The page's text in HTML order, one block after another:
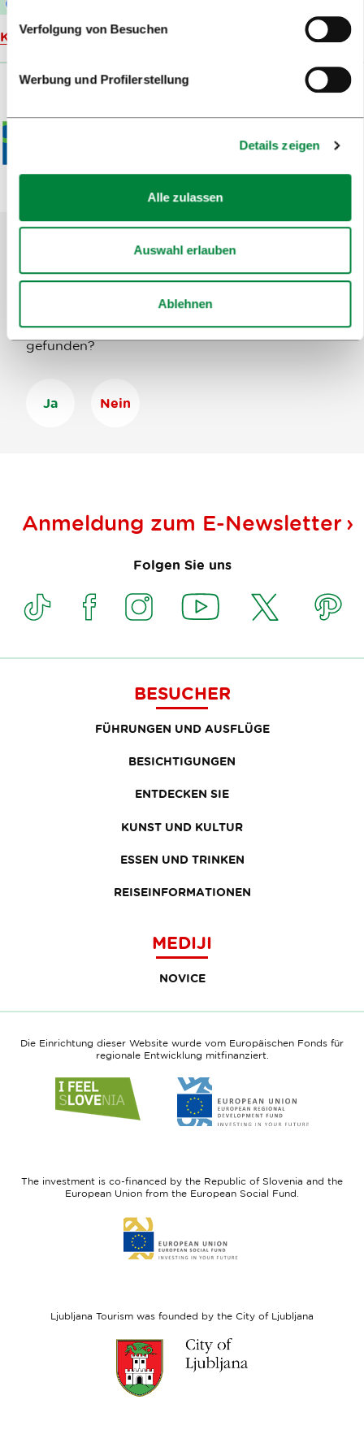
Verfolgung von Besuchen
Werbung und Profilerstellung
Details zeigen
Alle zulassen
Auswahl erlauben
Ablehnen
Karte
Helfen Sie uns, die Website zu
Haben Sie die gesuchten Informationen
gefunden?
Ja Nein
Anmeldung zum E-Newsletter
Folgen Sie uns
BESUCHER
FÜHRUNGEN UND AUSFLÜGE
BESICHTIGUNGEN
ENTDECKEN SIE
KUNST UND KULTUR
ESSEN UND TRINKEN
REISEINFORMATIONEN
MEDIJI
NOVICE
Die Einrichtung dieser Website wurde vom Europäischen Fonds für
regionale Entwicklung mitfinanziert.
to
website
to
website
Fund
The investment is co-financed by the Republic of Slovenia and the
European Union from the European Social Fund.
to
website
Ljubljana Tourism was founded by the City of Ljubljana